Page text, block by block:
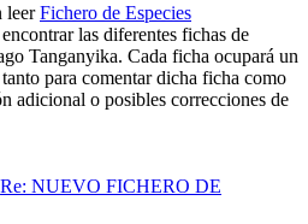
Fichero de Especies
las diferentes fichas de
Tanganyika. Cada ficha ocupará un
para comentar dicha ficha como
adicional o posibles correcciones de
Re: NUEVO FICHERO DE